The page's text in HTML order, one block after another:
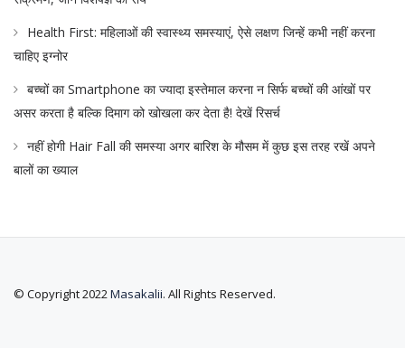
Health First: महिलाओं की स्वास्थ्य समस्याएं, ऐसे लक्षण जिन्हें कभी नहीं करना
चाहिए इग्नोर
बच्चों का Smartphone का ज्यादा इस्तेमाल करना न सिर्फ बच्चों की आंखों पर
असर करता है बल्कि दिमाग को खोखला कर देता है! देखें रिसर्च
नहीं होगी Hair Fall की समस्या अगर बारिश के मौसम में कुछ इस तरह रखें अपने
बालों का ख्याल
© Copyright 2022Masakalii. All Rights Reserved.